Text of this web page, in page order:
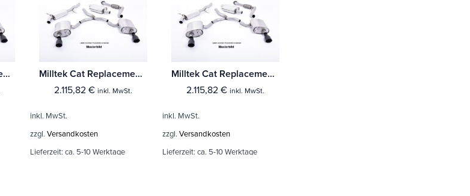
Milltek Cat Replacement Pipes Audi RS5 B9 2.9 V6 Turbo Sportback (Ohne-OPF/GPF Modelle)
Milltek Cat Replacement Pipes Audi RS5 B9 2.9 V6 Turbo Coupe (Modelle ohne OPF/GPF)
2.115,82 € inkl. MwSt.
inkl. MwSt.
zzgl. Versandkosten
Lieferzeit: ca. 5-10 Werktage
Milltek Cat Replacement Pipes Audi RS4 B9 2.9 V6 Turbo Avant (Modelle ohne OPF/GPF)
2.115,82 € inkl. MwSt.
inkl. MwSt.
zzgl. Versandkosten
Lieferzeit: ca. 5-10 Werktage